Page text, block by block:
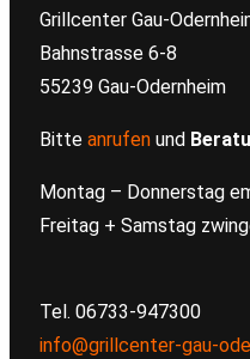
Grillcenter Gau-
Bahnstrasse 6-8
55239 Gau-Odernheim
Bitte anrufen und
Montag – Donnerstag
Freitag + Samstag
Tel. 06733-947300
info@grillcenter-gau-